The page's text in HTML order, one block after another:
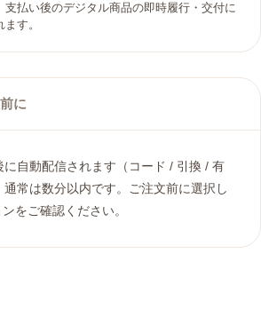
支払い後のデジタル商品の即時履行・交付に
す。
に
に自動配信されます（コード / 引換 / 有
常は数分以内です。ご注文前に選択し
をご確認ください。